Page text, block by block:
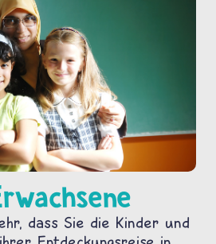
dass Sie die Kinder und